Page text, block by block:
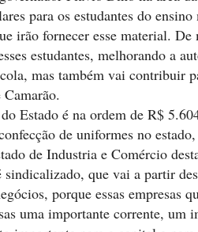
para os estudantes do
irão fornecer esse material. De
estudantes, melhorando a
mas também vai contribuir
Estado é na ordem de R$
de uniformes no
de Industria e Comércio
que vai a partir
porque essas empresas
uma importante corrente,